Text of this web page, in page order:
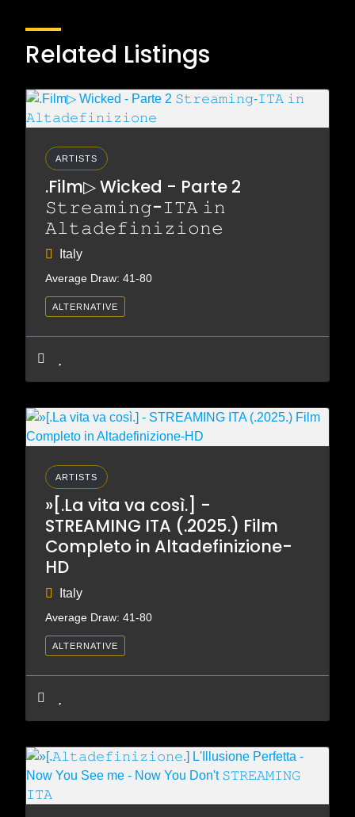
Related Listings
ARTISTS
.Film▷ Wicked - Parte 2
𝚂𝚝𝚛𝚎𝚊𝚖𝚒𝚗𝚐-𝙸𝚃𝙰 𝚒𝚗
𝙰𝚕𝚝𝚊𝚍𝚎𝚏𝚒𝚗𝚒𝚣𝚒𝚘𝚗𝚎
Italy
Average Draw: 41-80
ALTERNATIVE
ARTISTS
»[.La vita va così.] -
STREAMING ITA (.2025.) Film
Completo in Altadefinizione-
HD
Italy
Average Draw: 41-80
ALTERNATIVE